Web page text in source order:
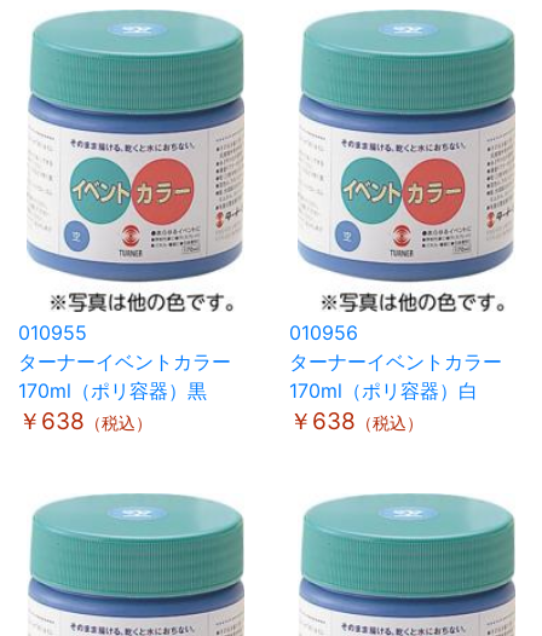
010955
ターナーイベントカラー
170ml（ポリ容器）黒
￥638 （税込）
010956
ターナーイベントカラー
170ml（ポリ容器）白
￥638 （税込）